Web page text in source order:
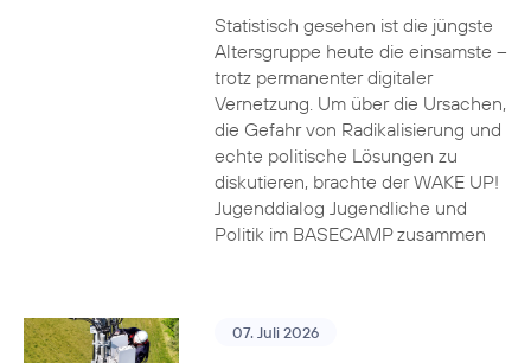
Statistisch gesehen ist die jüngste
Altersgruppe heute die einsamste –
trotz permanenter digitaler
Vernetzung. Um über die Ursachen,
die Gefahr von Radikalisierung und
echte politische Lösungen zu
diskutieren, brachte der WAKE UP!
Jugenddialog Jugendliche und
Politik im BASECAMP zusammen
07. Juli 2026